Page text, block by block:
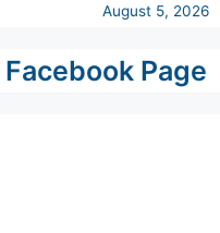
August 5, 2026
Facebook Page